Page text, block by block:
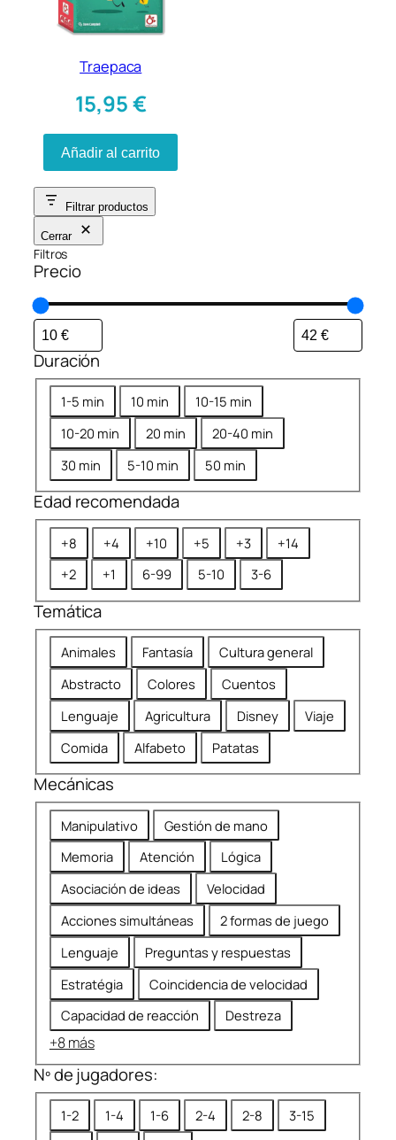
Traepaca
15,95€
Añadir al carrito
Filtrar productos
Cerrar
Filtros
Precio
Duración
u
c
i
ó
1-5 min 10 min
10-15 min
10-20 min
20 min
20-40 min
30 min
5-10 min 50 min
Edad recomendada
E
d
d
r
c
e
n
d
a
a
+8 +4 +10 +5 +3
+14
+2
+1 6-99 5-10 3-6
Temática
e
m
t
i
c
a
Animales Fantasía
Cultura general
Abstracto
Colores
Cuentos
Lenguaje
Agricultura Disney
Viaje
Comida
Alfabeto Patatas
Mecánicas
M
e
n
i
a
s
Manipulativo
Gestión de mano
Memoria
Atención
Lógica
Asociación de ideas
Velocidad
Acciones simultáneas
2 formas de juego
Lenguaje
Preguntas y respuestas
Estratégia
Coincidencia de velocidad
Capacidad de reacción
Destreza
+8 más
Nº de jugadores:
º
1-2 1-4 1-6 2-4 2-8
3-15